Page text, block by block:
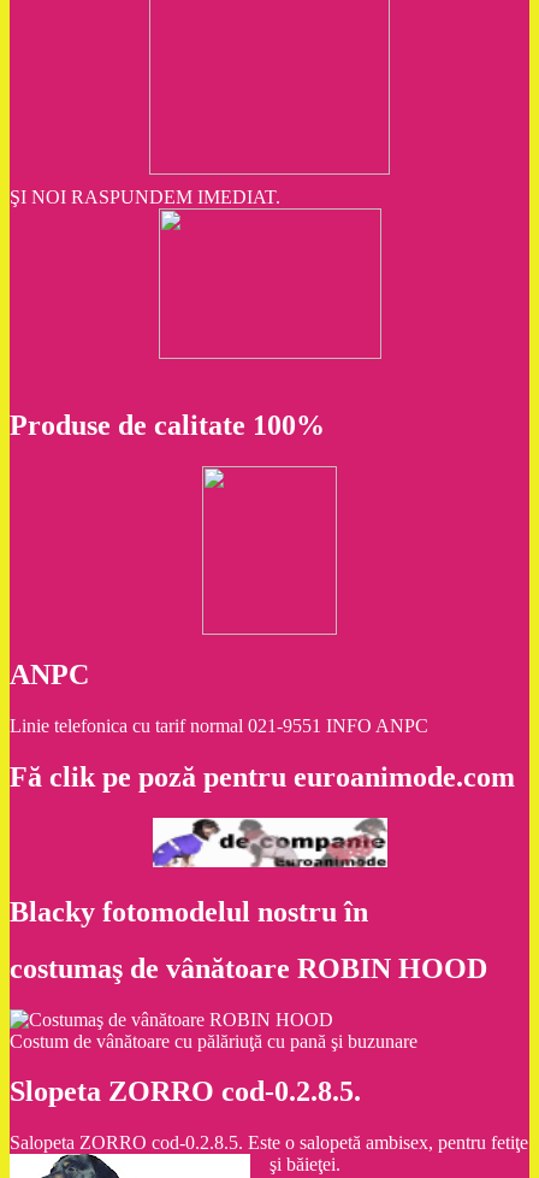
ŞI NOI RASPUNDEM IMEDIAT.
Produse de calitate 100%
ANPC
Linie telefonica cu tarif normal 021-9551 INFO ANPC
Fă clik pe poză pentru euroanimode.com
Blacky fotomodelul nostru în
costumaş de vânătoare ROBIN HOOD
Costum de vânătoare cu pălăriuţă cu pană şi buzunare
Slopeta ZORRO cod-0.2.8.5.
Salopeta ZORRO cod-0.2.8.5. Este o salopetă ambisex, pentru fetiţe
şi băieţei.